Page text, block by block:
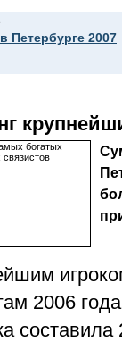
Петербурге 2007
2006